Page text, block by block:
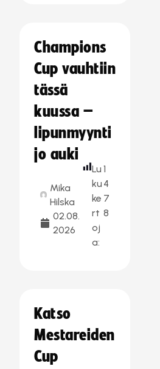
Champions
Cup vauhtiin
tässä
kuussa –
lipunmyynti
jo auki
Mika
Hilska
02.08.
2026
Lu
ku
ke
rt
oj
a:
1
4
7
8
Katso
Mestareiden
Cup